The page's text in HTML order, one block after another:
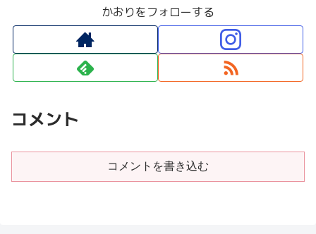
かおりをフォローする
コメント
コメントを書き込む